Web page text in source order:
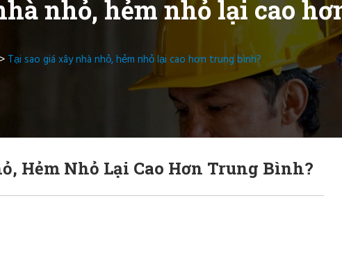
nhỏ, hẻm nhỏ lại cao
> Tại sao giá xây nhà nhỏ, hẻm nhỏ lại cao hơn trung bình?
Hẻm Nhỏ Lại Cao Hơn Trung Bình?